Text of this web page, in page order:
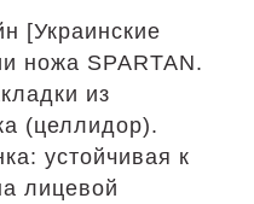
[Украинские
ножа SPARTAN.
из
(целлидор).
устойчивая к
лицевой